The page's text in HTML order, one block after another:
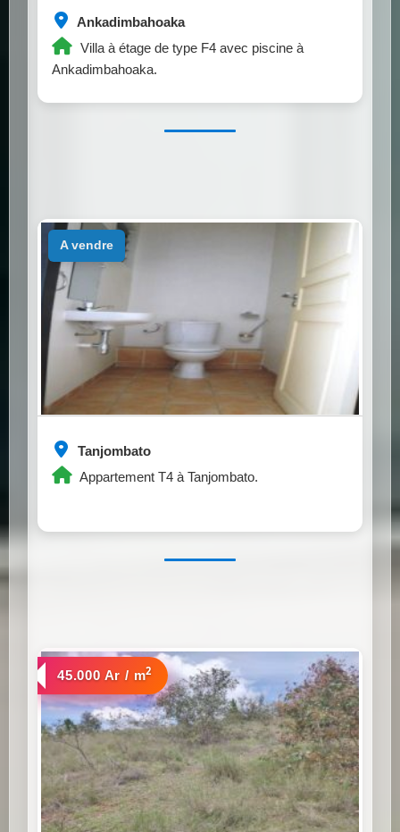
Ankadimbahoaka
Villa à étage de type F4 avec piscine à
Ankadimbahoaka.
Tanjombato
Appartement T4 à Tanjombato.
a vendre
a vendre
45.000 Ar / m2